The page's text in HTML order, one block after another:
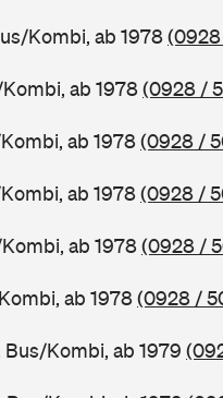
Kombi, ab 1978
ab 1978(0928 /
ab 1978(0928 /
ab 1978(0928 /
ab 1978(0928 /
ab 1978(0928 /
Bus/Kombi, ab 1979